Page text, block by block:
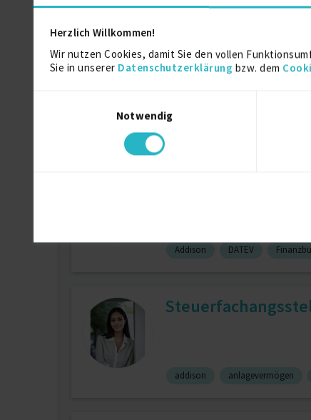
Herzlich Willkommen!
Wir nutzen Cookies, damit Sie den vollen
Sie in unserer Datenschutzerklärung bzw. dem
Notwendig
Acccountant
zuletzt online vor wenigen Tagen
Addison DATEV
addison anlagevermögen